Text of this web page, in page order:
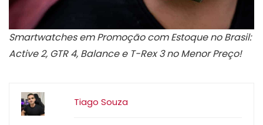
Smartwatches em Promoção com Estoque no Brasil:
Active 2, GTR 4, Balance e T-Rex 3 no Menor Preço!
Tiago Souza